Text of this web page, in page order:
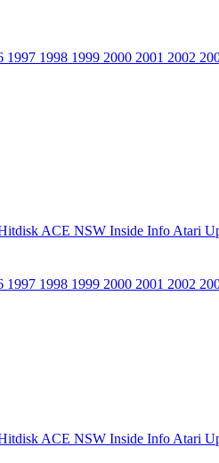
1997 1998 1999 2000 2001 2002
ACE NSW Inside Info Atari
1997 1998 1999 2000 2001 2002
ACE NSW Inside Info Atari